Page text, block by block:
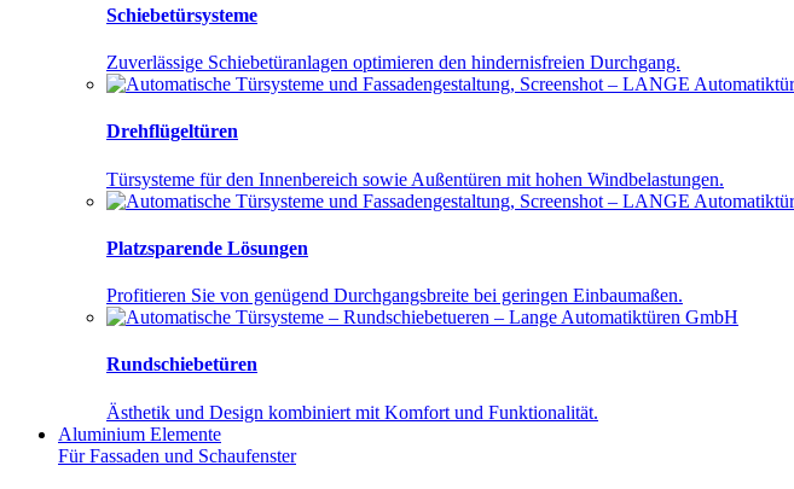
Schiebetürsysteme
Zuverlässige Schiebetüranlagen optimieren den hindernisfreien Durchgang.
Drehflügeltüren
Türsysteme für den Innenbereich sowie Außentüren mit hohen Windbelastungen.
Platzsparende Lösungen
Profitieren Sie von genügend Durchgangsbreite bei geringen Einbaumaßen.
Rundschiebetüren
Ästhetik und Design kombiniert mit Komfort und Funktionalität.
Aluminium Elemente
Für Fassaden und Schaufenster